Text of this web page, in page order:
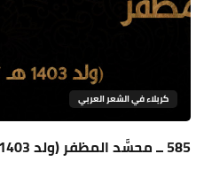
كربلاء في الشعر العربي
585 ــ محسَّد المظفر (ولد 1403 هـ / 1983 م)